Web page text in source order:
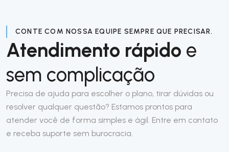
CONTE COM NOSSA EQUIPE SEMPRE QUE PRECISAR.
Atendimento rápido e
sem complicação
Precisa de ajuda para escolher o plano, tirar dúvidas ou
resolver qualquer questão? Estamos prontos para
atender você de forma simples e ágil. Entre em contato
e receba suporte sem burocracia.